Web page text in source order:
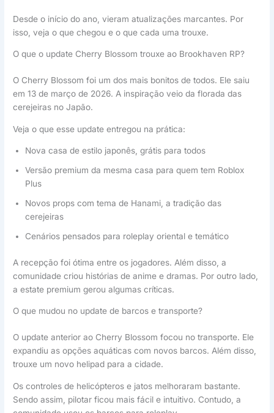
Desde o início do ano, vieram atualizações marcantes. Por
isso, veja o que chegou e o que cada uma trouxe.
O que o update Cherry Blossom trouxe ao Brookhaven RP?
O Cherry Blossom foi um dos mais bonitos de todos. Ele saiu
em 13 de março de 2026. A inspiração veio da florada das
cerejeiras no Japão.
Veja o que esse update entregou na prática:
Nova casa de estilo japonês, grátis para todos
Versão premium da mesma casa para quem tem Roblox
Plus
Novos props com tema de Hanami, a tradição das
cerejeiras
Cenários pensados para roleplay oriental e temático
A recepção foi ótima entre os jogadores. Além disso, a
comunidade criou histórias de anime e dramas. Por outro lado,
a estate premium gerou algumas críticas.
O que mudou no update de barcos e transporte?
O update anterior ao Cherry Blossom focou no transporte. Ele
expandiu as opções aquáticas com novos barcos. Além disso,
trouxe um novo helipad para a cidade.
Os controles de helicópteros e jatos melhoraram bastante.
Sendo assim, pilotar ficou mais fácil e intuitivo. Contudo, a